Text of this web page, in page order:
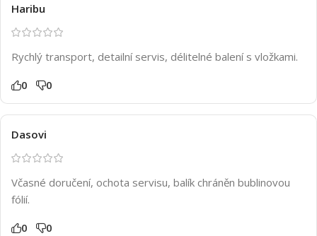
Haribu
Rychlý transport, detailní servis, délitelné balení s vložkami.
0 0
Dasovi
Včasné doručení, ochota servisu, balík chráněn bublinovou
fólií.
0 0